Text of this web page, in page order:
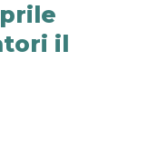
il